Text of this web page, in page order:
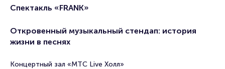
Спектакль «FRANK»
Откровенный музыкальный стендап: история
жизни в песнях
Концертный зал «МТС Live Холл»